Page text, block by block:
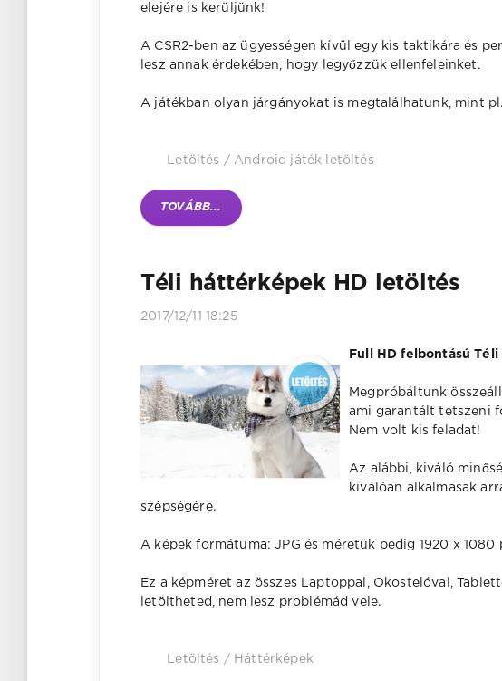
elejére is kerüljünk!
A CSR2-ben az ügyességen kívül egy kis taktikára és
lesz annak érdekében, hogy legyőzzük ellenfeleinket.
A játékban olyan járgányokat is megtalálhatunk, mint
Letöltés / Android játék letöltés
TOVÁBB...
Téli háttérképek HD letöltés
2017/12/11 18:25
Full HD felbontású
Megpróbáltunk
ami garantált tetszeni
Nem volt kis feladat!
Az alábbi, kiváló
kiválóan alkalmasak
szépségére.
A képek formátuma: JPG és méretük pedig 1920 x 1080
Ez a képméret az összes Laptoppal, Okostelóval,
letöltheted, nem lesz problémád vele.
Letöltés / Háttérképek